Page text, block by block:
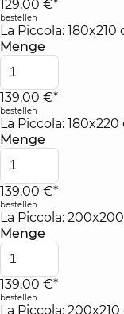
129,00 €*
bestellen
La Piccola:
Menge
139,00 €*
bestellen
La Piccola:
Menge
139,00 €*
bestellen
La Piccola:
Menge
139,00 €*
bestellen
La Piccola: